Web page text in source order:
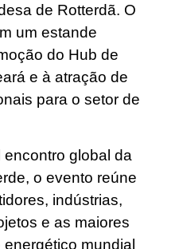
de Rotterdã. O
um estande
do Hub de
e à atração de
para o setor de
global da
o evento reúne
indústrias,
e as maiores
mundial